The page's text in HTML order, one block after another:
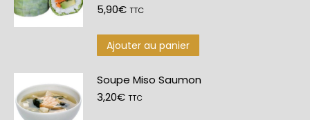
5,90€ TTC
Ajouter au panier
Soupe Miso Saumon
3,20€ TTC